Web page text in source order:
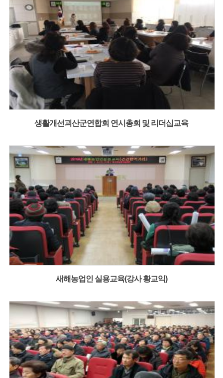
생활개선괴산군연합회 연시총회 및 리더십교육
새해농업인 실용교육(강사 황교익)